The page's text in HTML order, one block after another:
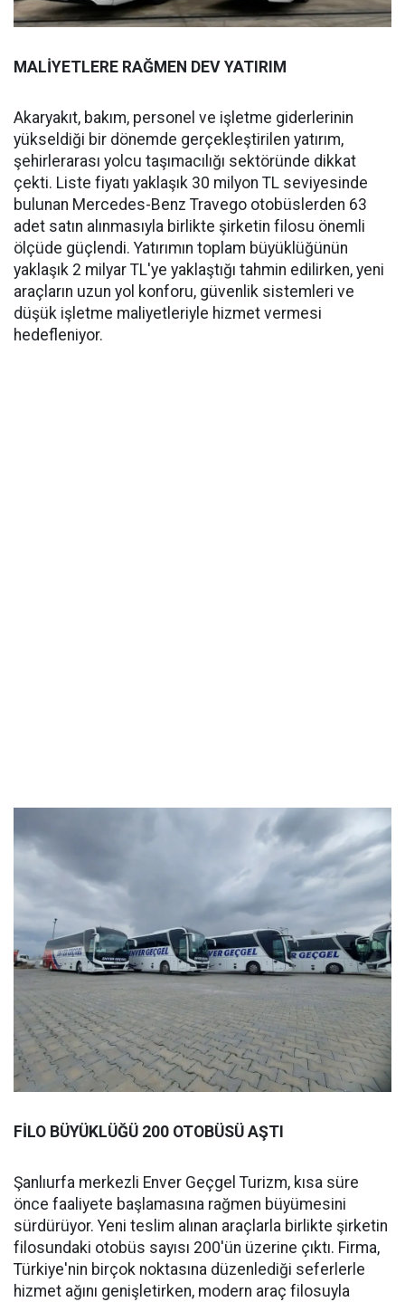
MALİYETLERE RAĞMEN DEV YATIRIM
Akaryakıt, bakım, personel ve işletme giderlerinin
yükseldiği bir dönemde gerçekleştirilen yatırım,
şehirlerarası yolcu taşımacılığı sektöründe dikkat
çekti. Liste fiyatı yaklaşık 30 milyon TL seviyesinde
bulunan Mercedes-Benz Travego otobüslerden 63
adet satın alınmasıyla birlikte şirketin filosu önemli
ölçüde güçlendi. Yatırımın toplam büyüklüğünün
yaklaşık 2 milyar TL'ye yaklaştığı tahmin edilirken, yeni
araçların uzun yol konforu, güvenlik sistemleri ve
düşük işletme maliyetleriyle hizmet vermesi
hedefleniyor.
FİLO BÜYÜKLÜĞÜ 200 OTOBÜSÜ AŞTI
Şanlıurfa merkezli Enver Geçgel Turizm, kısa süre
önce faaliyete başlamasına rağmen büyümesini
sürdürüyor. Yeni teslim alınan araçlarla birlikte şirketin
filosundaki otobüs sayısı 200'ün üzerine çıktı. Firma,
Türkiye'nin birçok noktasına düzenlediği seferlerle
hizmet ağını genişletirken, modern araç filosuyla